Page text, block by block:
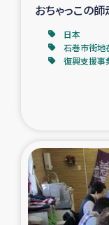
ガザ地
ガザ地
おちゃっこの
日本
石巻市街地
復興支援事